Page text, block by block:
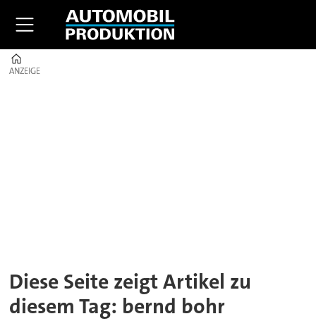
ANZEIGE
ANZEIGE
Diese Seite zeigt Artikel zu
diesem Tag: bernd bohr